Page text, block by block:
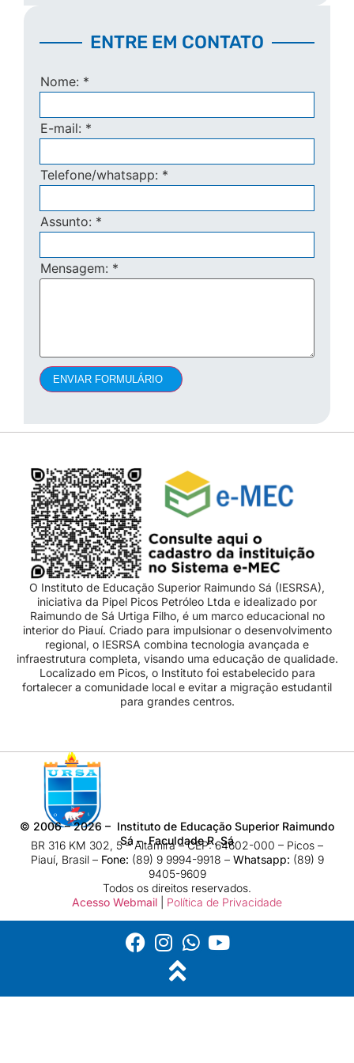
ENTRE EM CONTATO
Nome: *
E-mail: *
Telefone/whatsapp: *
Assunto: *
Mensagem: *
ENVIAR FORMULÁRIO
O Instituto de Educação Superior Raimundo Sá (IESRSA),
iniciativa da Pipel Picos Petróleo Ltda e idealizado por
Raimundo de Sá Urtiga Filho, é um marco educacional no
interior do Piauí. Criado para impulsionar o desenvolvimento
regional, o IESRSA combina tecnologia avançada e
infraestrutura completa, visando uma educação de qualidade.
Localizado em Picos, o Instituto foi estabelecido para
fortalecer a comunidade local e evitar a migração estudantil
para grandes centros.
© 2006 – 2026 – Instituto de Educação Superior Raimundo
Sá – Faculdade R. Sá
BR 316 KM 302, 5 – Altamira – CEP: 64602-000 – Picos –
Piauí, Brasil – Fone: (89) 9 9994-9918​ – Whatsapp: (89) 9
9405-9609
Todos os direitos reservados.
Acesso Webmail
Política de Privacidade